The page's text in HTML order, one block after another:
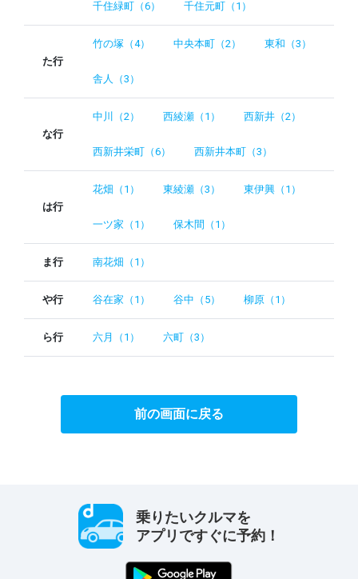
千住緑町（6） 千住元町（1）
た行
竹の塚（4） 中央本町（2） 東和（3）
舎人（3）
な行
中川（2） 西綾瀬（1） 西新井（2）
西新井栄町（6） 西新井本町（3）
は行
花畑（1） 東綾瀬（3） 東伊興（1）
一ツ家（1） 保木間（1）
ま行 南花畑（1）
や行 谷在家（1） 谷中（5） 柳原（1）
ら行 六月（1） 六町（3）
前の画面に戻る
乗りたいクルマを
アプリですぐに予約！